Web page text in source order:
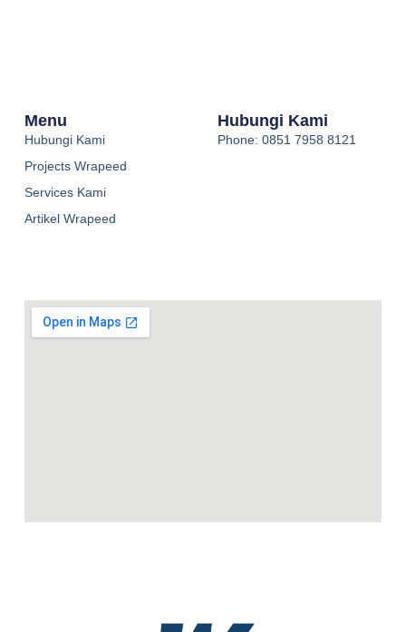
Menu
Hubungi Kami
Projects Wrapeed
Services Kami
Artikel Wrapeed
Hubungi Kami
Phone: 0851 7958 8121